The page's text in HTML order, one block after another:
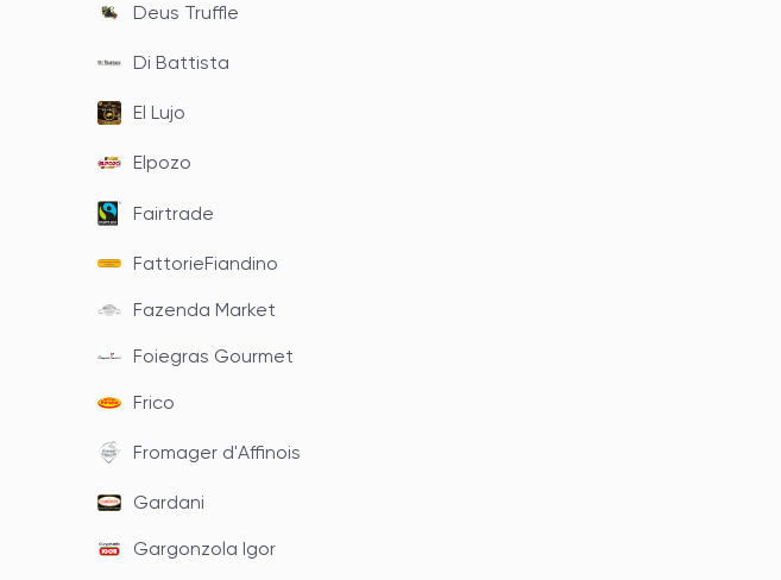
Deus Truffle
Di Battista
El Lujo
Elpozo
Fairtrade
FattorieFiandino
Fazenda Market
Foiegras Gourmet
Frico
Fromager d'Affinois
Gardani
Gargonzola Igor